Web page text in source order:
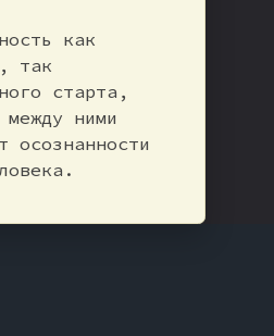
как
так
старта,
ними
осознанности